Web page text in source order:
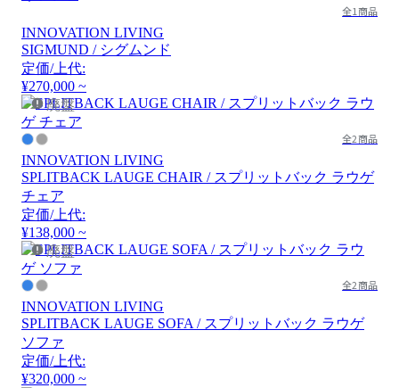
全1商品
INNOVATION LIVING
SIGMUND / シグムンド
定価/上代:
¥270,000 ~
廃盤
全2商品
INNOVATION LIVING
SPLITBACK LAUGE CHAIR / スプリットバック ラウゲ
チェア
定価/上代:
¥138,000 ~
廃盤
全2商品
INNOVATION LIVING
SPLITBACK LAUGE SOFA / スプリットバック ラウゲ
ソファ
定価/上代:
¥320,000 ~